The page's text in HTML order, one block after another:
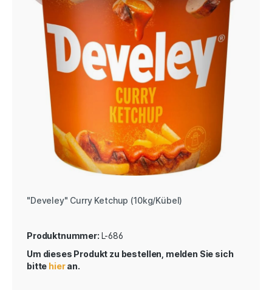
"Develey" Curry Ketchup (10kg/Kübel)
Produktnummer: L-686
Um dieses Produkt zu bestellen, melden Sie sich
bitte hieran.